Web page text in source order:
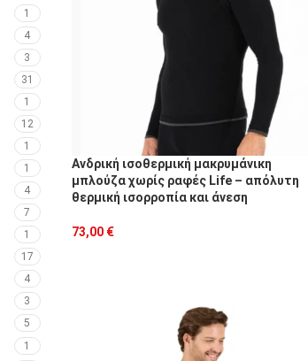
1
4
3
31
1
12
1
1
4
7
1
17
4
3
5
1
Ανδρική ισοθερμική μακρυμάνικη
μπλούζα χωρίς ραφές Life – απόλυτη
θερμική ισορροπία και άνεση
73,00 €